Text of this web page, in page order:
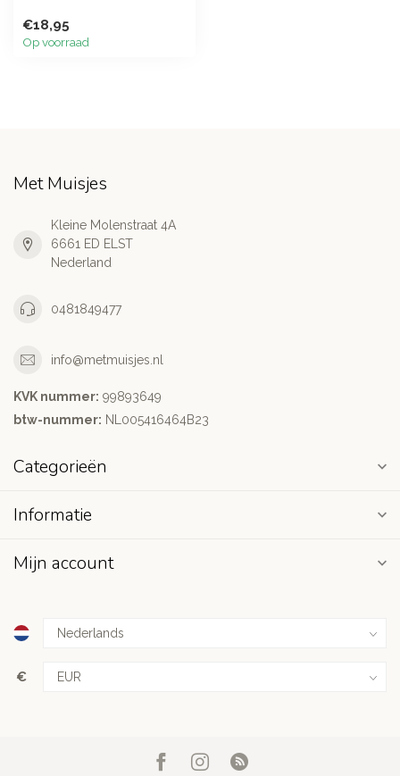
€18,95
Op voorraad
Met Muisjes
Kleine Molenstraat 4A
6661 ED ELST
Nederland
0481849477
info@metmuisjes.nl
KVK nummer: 99893649
btw-nummer: NL005416464B23
Categorieën
Informatie
Mijn account
€